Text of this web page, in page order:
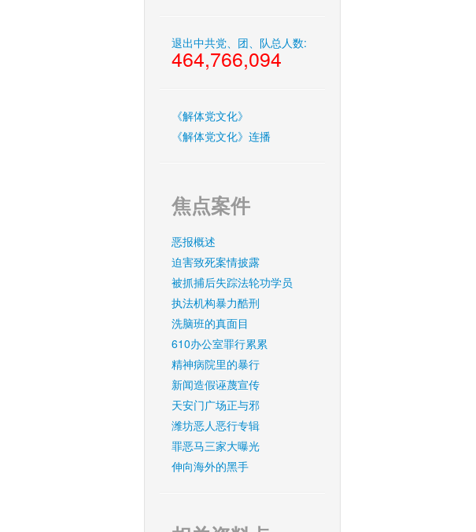
退出中共党、团、队总人数:
464,766,094
《解体党文化》
《解体党文化》连播
焦点案件
恶报概述
迫害致死案情披露
被抓捕后失踪法轮功学员
执法机构暴力酷刑
洗脑班的真面目
610办公室罪行累累
精神病院里的暴行
新闻造假诬蔑宣传
天安门广场正与邪
潍坊恶人恶行专辑
罪恶马三家大曝光
伸向海外的黑手